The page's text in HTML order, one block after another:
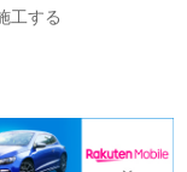
工する